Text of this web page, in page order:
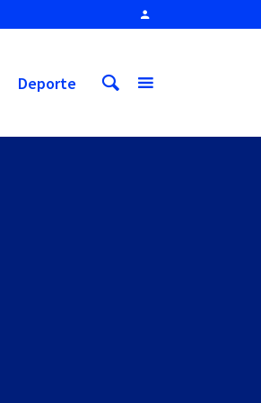
Deporte